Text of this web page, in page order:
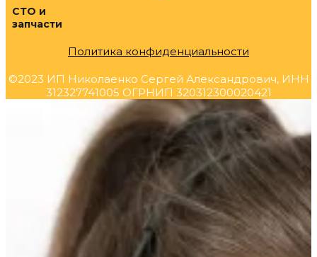
СТО и
запчасти
Политика конфиденциальности
©2023 ИП Николаенко Сергей Александрович, ИНН
312327741005 ОГРНИП 320312300020421